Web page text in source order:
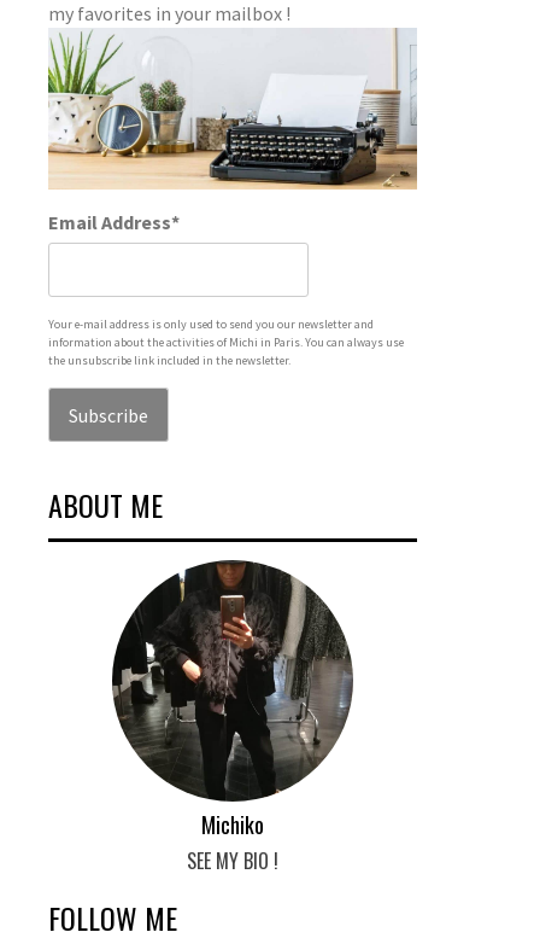
my favorites in your mailbox !
Email Address*
Your e-mail address is only used to send you our newsletter and
information about the activities of Michi in Paris. You can always use
the unsubscribe link included in the newsletter.
ABOUT ME
Michiko
SEE MY BIO !
FOLLOW ME